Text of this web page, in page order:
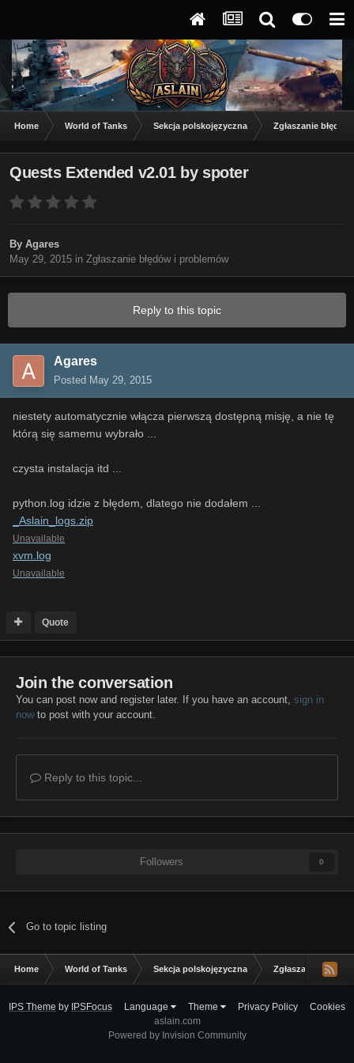
Home World of Tanks Sekcja polskojęzyczna Zgłaszanie
Quests Extended v2.01 by spoter
By Agares
May 29, 2015 in Zgłaszanie błędów i problemów
Reply to this topic
Agares
Posted May 29, 2015
niestety automatycznie włącza pierwszą dostępną misję, a nie tę
którą się samemu wybrało ...
czysta instalacja itd ...
python.log idzie z błędem, dlatego nie dodałem ...
_Aslain_logs.zip
Unavailable
xvm.log
Unavailable
Quote
Join the conversation
You can post now and register later. If you have an account, sign in
nowto post with your account.
Reply to this topic...
Followers 0
Go to topic listing
Home World of Tanks Sekcja polskojęzyczna Zgłaszanie
IPS Theme by IPSFocus Language Theme Privacy Policy
Cookies
aslain.com
Powered by Invision Community